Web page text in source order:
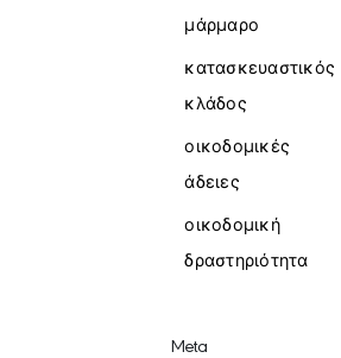
μάρμαρο
κατασκευαστικός
κλάδος
οικοδομικές
άδειες
οικοδομική
δραστηριότητα
Meta